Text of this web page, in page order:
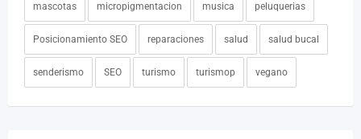
mascotas micropigmentacion musica peluquerias
Posicionamiento SEO reparaciones salud salud bucal
senderismo SEO turismo turismop vegano